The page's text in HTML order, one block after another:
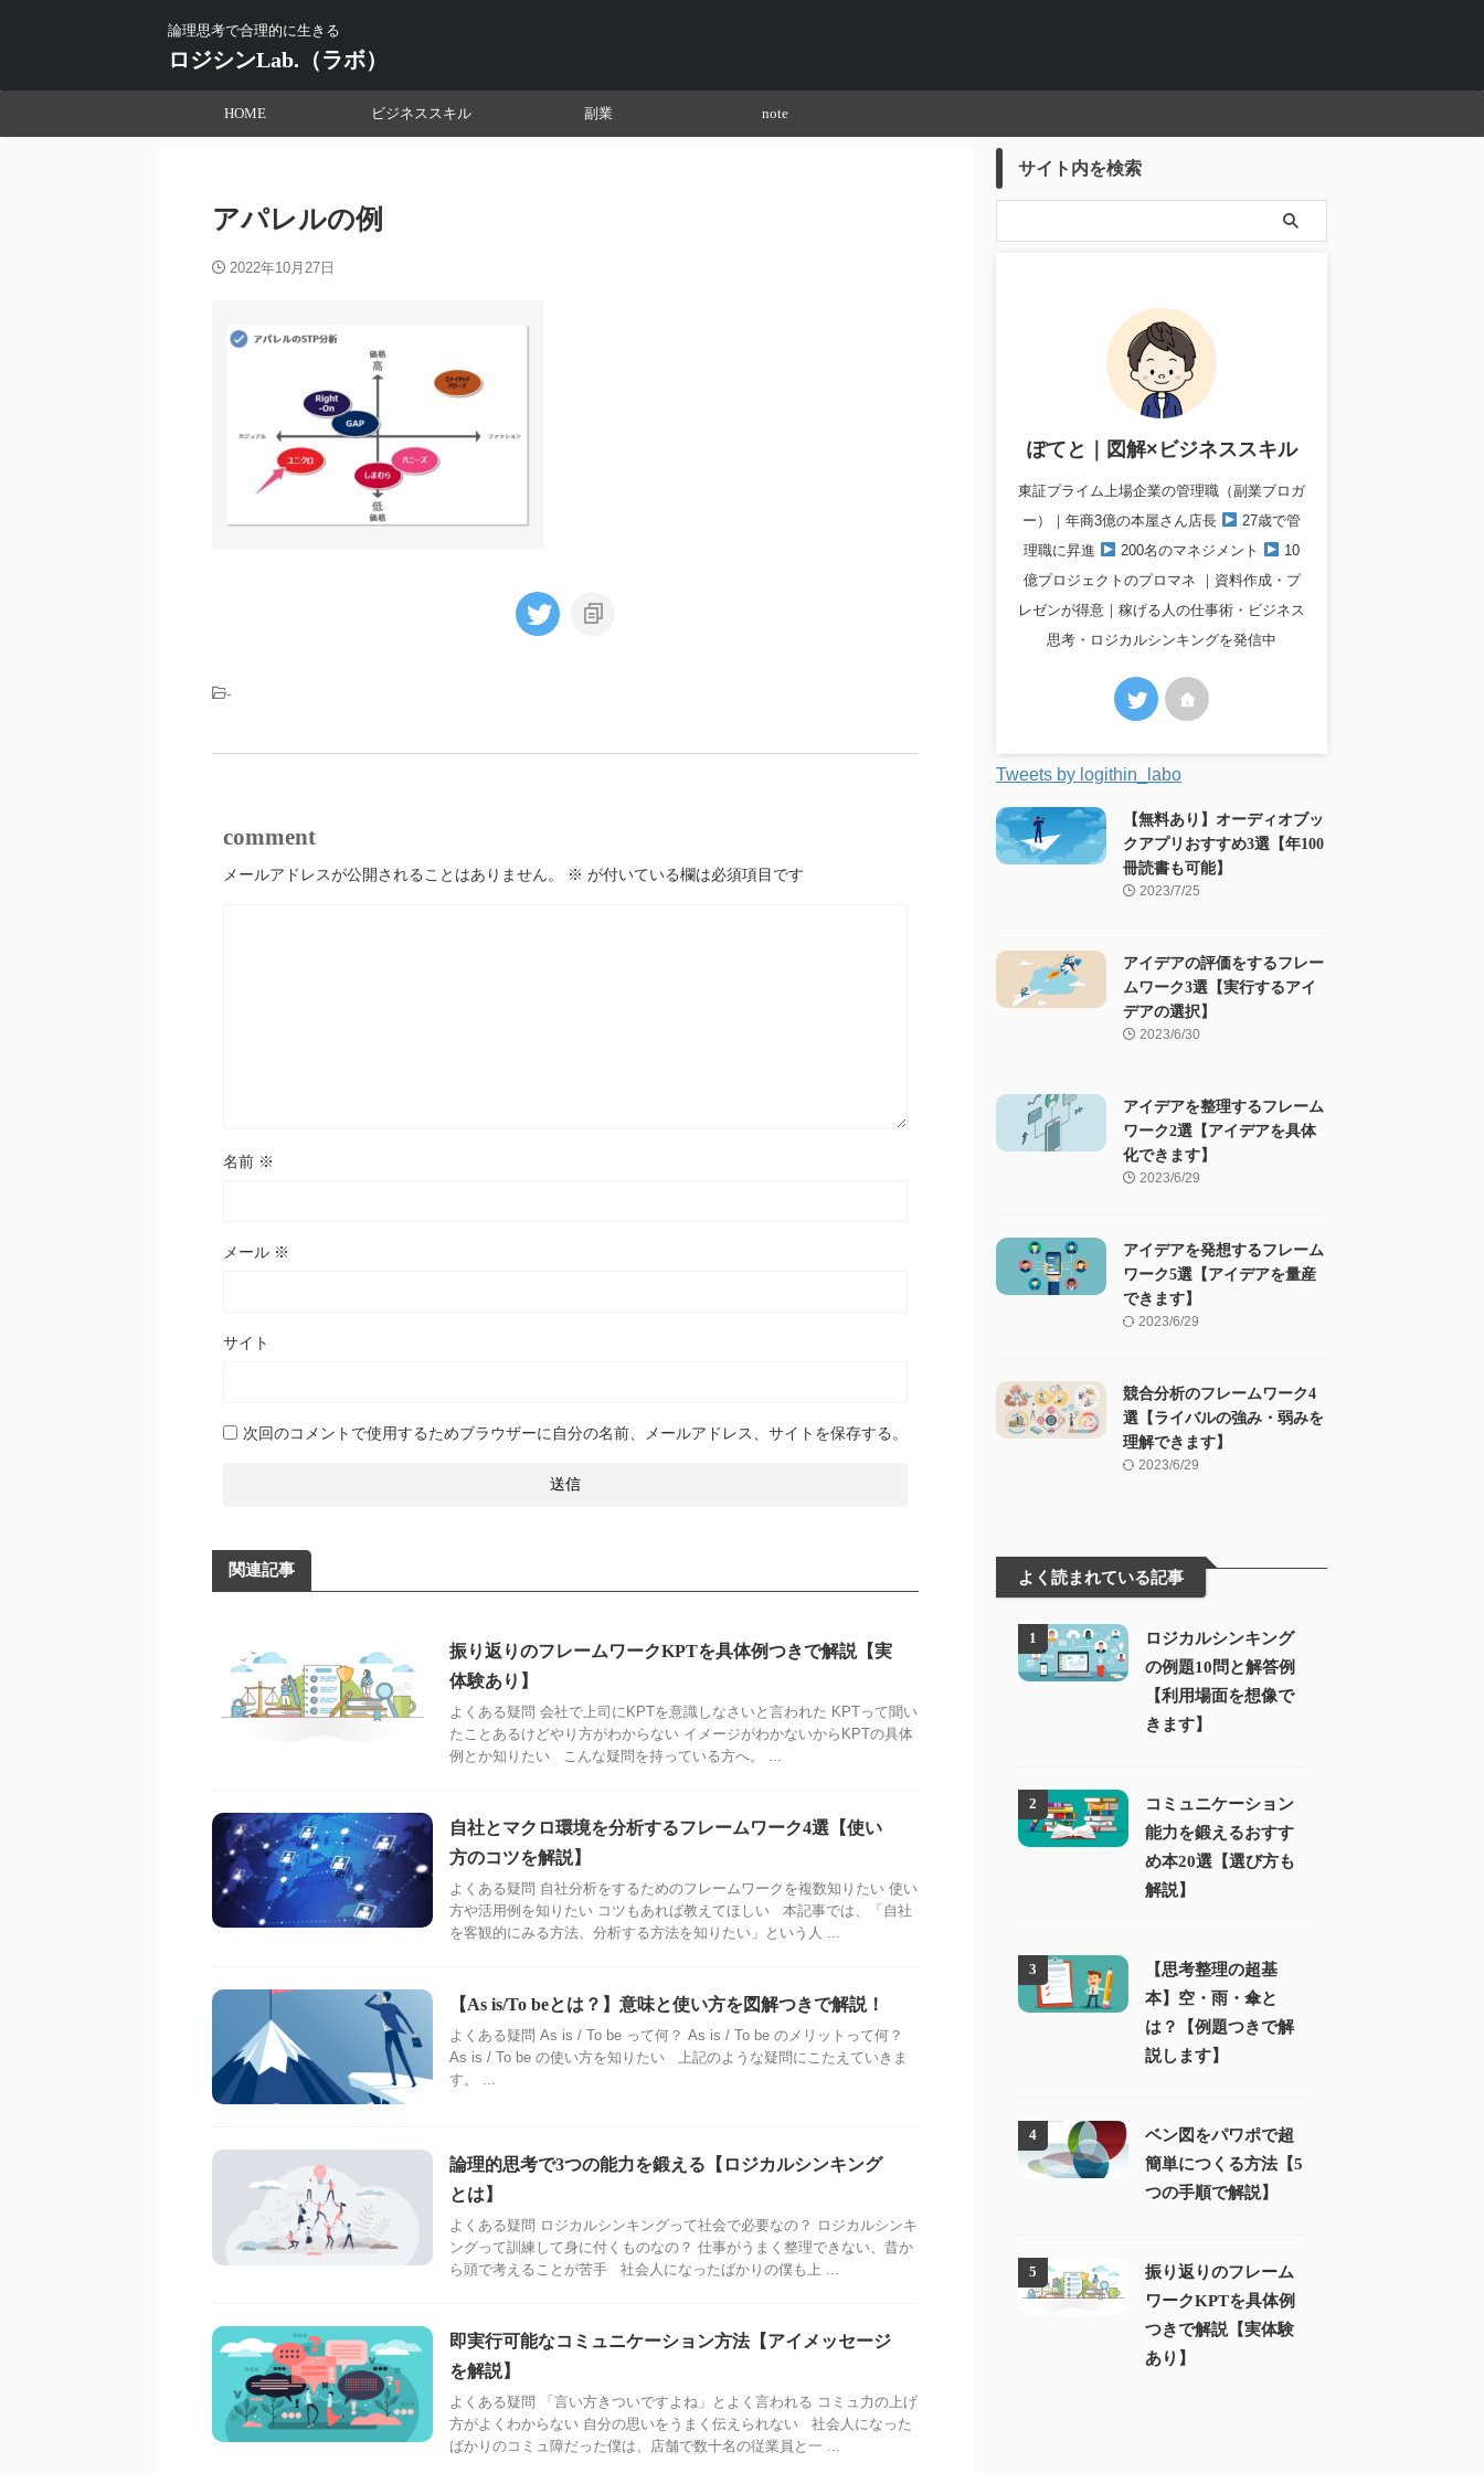
論理思考で合理的に生きる
ロジシンLab.（ラボ）
HOME ビジネススキル 副業 note
アパレルの例
2022年10月27日
-
comment
メールアドレスが公開されることはありません。 ※ が付いている欄は必須項目です
名前 ※
メール ※
サイト
次回のコメントで使用するためブラウザーに自分の名前、メールアドレス、サイトを保存する。
関連記事
振り返りのフレームワークKPTを具体例つきで解説【実
体験あり】
よくある疑問 会社で上司にKPTを意識しなさいと言われた KPTって聞い
たことあるけどやり方がわからない イメージがわかないからKPTの具体
例とか知りたい こんな疑問を持っている方へ。 ...
自社とマクロ環境を分析するフレームワーク4選【使い
方のコツを解説】
よくある疑問 自社分析をするためのフレームワークを複数知りたい 使い
方や活用例を知りたい コツもあれば教えてほしい 本記事では、「自社
を客観的にみる方法、分析する方法を知りたい」という人 ...
【As is/To beとは？】意味と使い方を図解つきで解説！
よくある疑問 As is / To be って何？ As is / To be のメリットって何？
As is / To be の使い方を知りたい 上記のような疑問にこたえていきま
す。 ...
論理的思考で3つの能力を鍛える【ロジカルシンキング
とは】
よくある疑問 ロジカルシンキングって社会で必要なの？ ロジカルシンキ
ングって訓練して身に付くものなの？ 仕事がうまく整理できない、昔か
ら頭で考えることが苦手 社会人になったばかりの僕も上 ...
即実行可能なコミュニケーション方法【アイメッセージ
を解説】
よくある疑問 「言い方きついですよね」とよく言われる コミュ力の上げ
方がよくわからない 自分の思いをうまく伝えられない 社会人になった
ばかりのコミュ障だった僕は、店舗で数十名の従業員と一 ...
サイト内を検索
ぽてと｜図解×ビジネススキル
東証プライム上場企業の管理職（副業ブロガ
ー）｜年商3億の本屋さん店長
27歳で管
理職に昇進
200名のマネジメント
10
億プロジェクトのプロマネ ｜資料作成・プ
レゼンが得意｜稼げる人の仕事術・ビジネス
思考・ロジカルシンキングを発信中
Tweets by logithin_labo
【無料あり】オーディオブッ
クアプリおすすめ3選【年100
冊読書も可能】
2023/7/25
アイデアの評価をするフレー
ムワーク3選【実行するアイ
デアの選択】
2023/6/30
アイデアを整理するフレーム
ワーク2選【アイデアを具体
化できます】
2023/6/29
アイデアを発想するフレーム
ワーク5選【アイデアを量産
できます】
2023/6/29
競合分析のフレームワーク4
選【ライバルの強み・弱みを
理解できます】
2023/6/29
よく読まれている記事
1
ロジカルシンキング
の例題10問と解答例
【利用場面を想像で
きます】
2
コミュニケーション
能力を鍛えるおすす
め本20選【選び方も
解説】
3
【思考整理の超基
本】空・雨・傘と
は？【例題つきで解
説します】
4
ベン図をパワポで超
簡単につくる方法【5
つの手順で解説】
5
振り返りのフレーム
ワークKPTを具体例
つきで解説【実体験
あり】